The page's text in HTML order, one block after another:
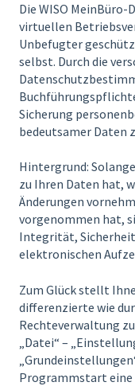
Die WISO
virtuellen
Unbefugter
selbst. Durch die
Sicherung
bedeutsamer Daten
Hintergrund:
zu Ihren Daten hat,
Änderungen
vorgenommen hat,
Integrität,
elektronischen
Zum Glück stellt
differenzierte wie
Rechteverwaltung
„Datei“ –
Programmstart eine